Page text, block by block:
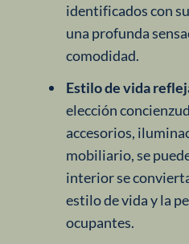
identificados con
una profunda
comodidad.
Estilo de vida
elección
accesorios,
mobiliario, se
interior se
estilo de vida y la
ocupantes.